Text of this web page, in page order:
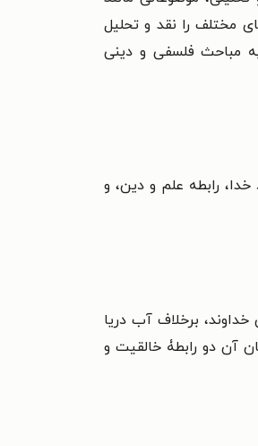
مختلف را نقد و تحلیل
مباحث فلسفی و دینی
رابطه علم و دین، و
برخلاف آب دریا
آن دو رابطۀ خالقیت و